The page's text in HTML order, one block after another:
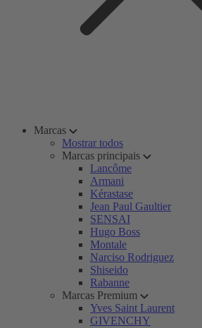
Marcas
Mostrar todos
Marcas principais
Lancôme
Armani
Kérastase
Jean Paul Gaultier
SENSAI
Hugo Boss
Montale
Narciso Rodriguez
Shiseido
Rabanne
Marcas Premium
Yves Saint Laurent
GIVENCHY